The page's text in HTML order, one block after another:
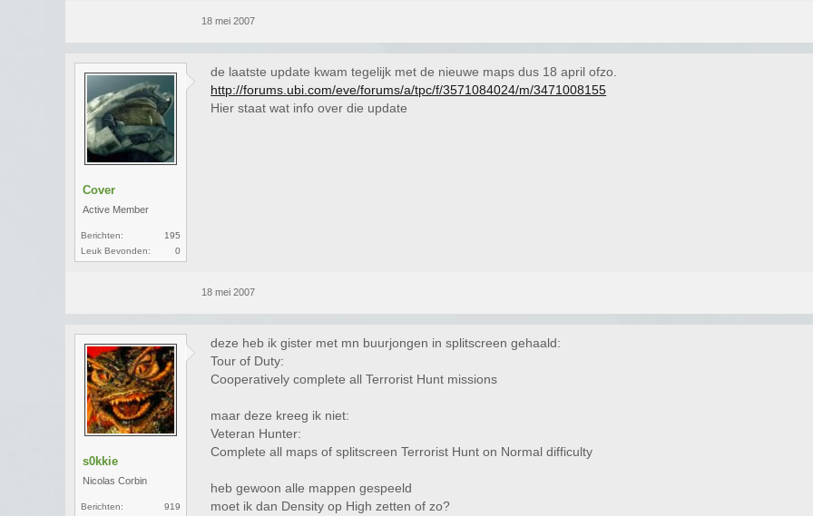
18 mei 2007
Cover
Active Member
Berichten:
195
Leuk Bevonden:
0
de laatste update kwam tegelijk met de nieuwe maps dus 18 april ofzo.
http://forums.ubi.com/eve/forums/a/tpc/f/3571084024/m/3471008155
Hier staat wat info over die update
18 mei 2007
s0kkie
Nicolas Corbin
Berichten:
919
deze heb ik gister met mn buurjongen in splitscreen gehaald:
Tour of Duty:
Cooperatively complete all Terrorist Hunt missions
maar deze kreeg ik niet:
Veteran Hunter:
Complete all maps of splitscreen Terrorist Hunt on Normal difficulty
heb gewoon alle mappen gespeeld
moet ik dan Density op High zetten of zo?